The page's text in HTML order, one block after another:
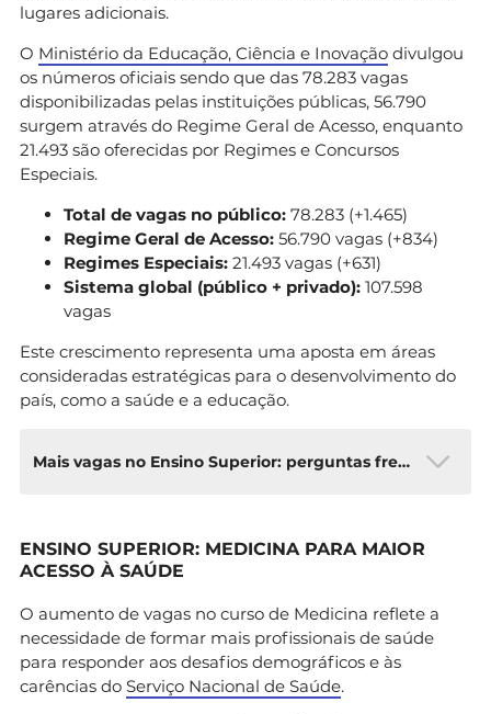
lugares adicionais.
O Ministério da Educação, Ciência e Inovação divulgou
os números oficiais sendo que das 78.283 vagas
disponibilizadas pelas instituições públicas, 56.790
surgem através do Regime Geral de Acesso, enquanto
21.493 são oferecidas por Regimes e Concursos
Especiais.
Total de vagas no público: 78.283 (+1.465)
Regime Geral de Acesso: 56.790 vagas (+834)
Regimes Especiais: 21.493 vagas (+631)
Sistema global (público + privado): 107.598
vagas
Este crescimento representa uma aposta em áreas
consideradas estratégicas para o desenvolvimento do
país, como a saúde e a educação.
Mais vagas no Ensino Superior: perguntas frequentes
2026/2027?
1.656 vagas no curso de
Medicina para o ano letivo 2026/2027,
representando um aumento de 62
lugares face ao ano anterior. Este crescimento
ENSINO SUPERIOR: MEDICINA PARA MAIOR
ACESSO À SAÚDE
O aumento de vagas no curso de Medicina reflete a
necessidade de formar mais profissionais de saúde
para responder aos desafios demográficos e às
carências do Serviço Nacional de Saúde.